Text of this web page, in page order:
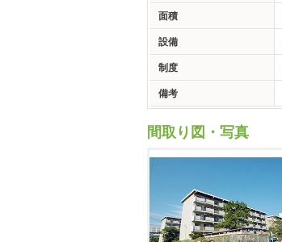
面積
設備
制度
備考
間取り図・写真